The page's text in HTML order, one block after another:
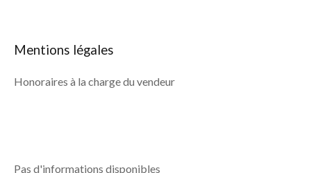
Mentions légales
Honoraires à la charge du vendeur
Pas d'informations disponibles